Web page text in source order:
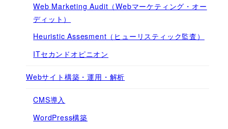
Web Marketing Audit（Webマーケティング・オー
ディット）
Heuristic Assesment（ヒューリスティック監査）
ITセカンドオピニオン
Webサイト構築・運用・解析
CMS導入
WordPress構築